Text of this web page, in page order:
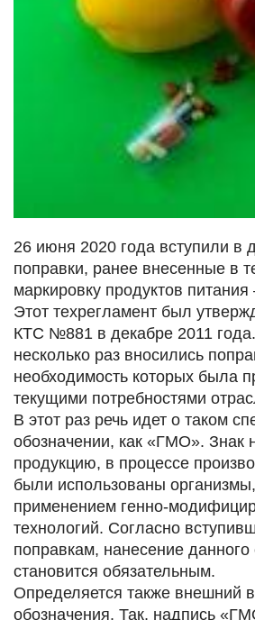
26 июня 2020 года вступили в
поправки, ранее внесенные в
маркировку продуктов
Этот техрегламент был
КТС №881 в декабре 2011
несколько раз вносились
необходимость которых была
текущими потребностями
В этот раз речь идет о таком
обозначении, как «ГМО». Знак
продукцию, в процессе
были использованы
применением генно-
технологий. Согласно
поправкам, нанесение данного
становится обязательным.
Определяется также внешний
обозначения. Так, надпись